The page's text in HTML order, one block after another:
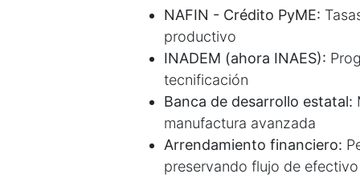
NAFIN - Crédito PyME:
productivo
INADEM (ahora INAES):
tecnificación
Banca de desarrollo estatal:
manufactura avanzada
Arrendamiento financiero:
preservando flujo de efectivo